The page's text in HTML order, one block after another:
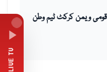
LIVE TV
ویمن کرکٹ ٹیم وطن